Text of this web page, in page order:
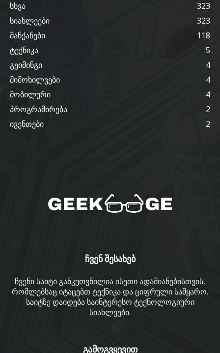
სხვა
323
სიახლეები
323
მანქანები
118
ტექნიკა
5
გეიმინგი
4
მიმოხილვები
4
მობილური
4
პროგრამირება
2
ივენთები
2
ჩვენ შესახებ
ჩვენი საიტი განკუთვნილია ისეთი ადამიანებისთვის,
რომლებსაც იტაცებთ ტექნიკა და ციფრული სამყარო.
საიტზე დაიდება საინტერესო ტექნოლოგიური
სიახლეები.
გამოგვყევით